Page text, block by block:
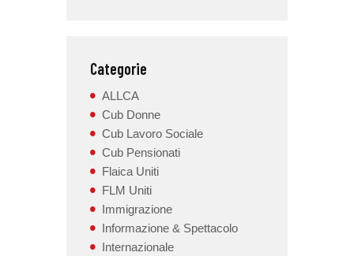
Categorie
ALLCA
Cub Donne
Cub Lavoro Sociale
Cub Pensionati
Flaica Uniti
FLM Uniti
Immigrazione
Informazione & Spettacolo
Internazionale